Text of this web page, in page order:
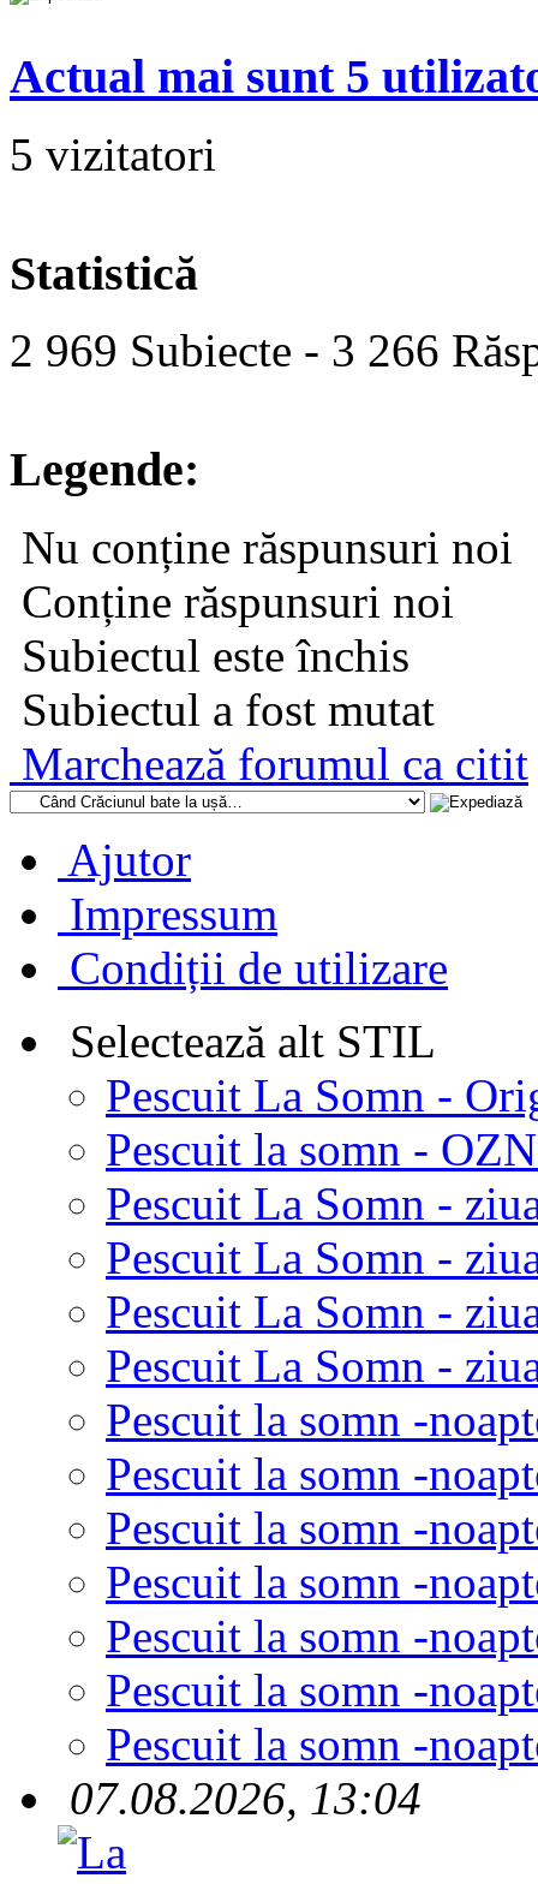
Actual mai sunt 5
5 vizitatori
Statistică
2 969 Subiecte - 3 266
Legende:
Nu conține răspunsuri noi
Conține răspunsuri noi
Subiectul este închis
Subiectul a fost mutat
Marchează forumul ca citit
Ajutor
Impressum
Condiții de utilizare
Selectează alt STIL
Pescuit La Somn -
Pescuit la somn -
Pescuit La Somn -
Pescuit La Somn -
Pescuit La Somn -
Pescuit La Somn -
Pescuit la somn -
Pescuit la somn -
Pescuit la somn -
Pescuit la somn -
Pescuit la somn -
Pescuit la somn -
Pescuit la somn -
07.08.2026, 13:04